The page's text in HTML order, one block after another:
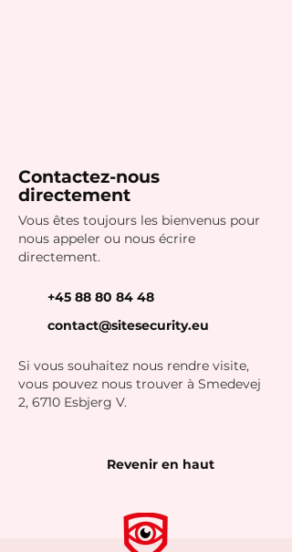
Contactez-nous
directement
Vous êtes toujours les bienvenus pour
nous appeler ou nous écrire
directement.
+45 88 80 84 48
contact@sitesecurity.eu
Si vous souhaitez nous rendre visite,
vous pouvez nous trouver à Smedevej
2, 6710 Esbjerg V.
Revenir en haut